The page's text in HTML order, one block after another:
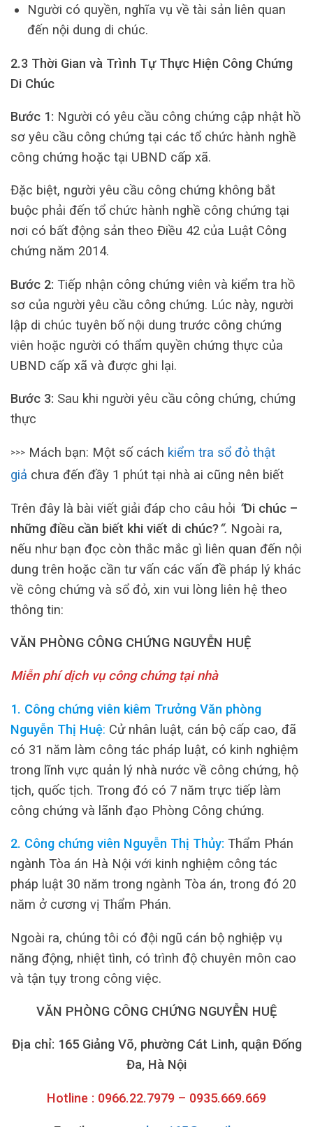
Người có quyền, nghĩa vụ về tài sản liên quan
đến nội dung di chúc.
2.3 Thời Gian và Trình Tự Thực Hiện Công Chứng
Di Chúc
Bước 1: Người có yêu cầu công chứng cập nhật hồ
sơ yêu cầu công chứng tại các tổ chức hành nghề
công chứng hoặc tại UBND cấp xã.
Đặc biệt, người yêu cầu công chứng không bắt
buộc phải đến tổ chức hành nghề công chứng tại
nơi có bất động sản theo Điều 42 của Luật Công
chứng năm 2014.
Bước 2: Tiếp nhận công chứng viên và kiểm tra hồ
sơ của người yêu cầu công chứng. Lúc này, người
lập di chúc tuyên bố nội dung trước công chứng
viên hoặc người có thẩm quyền chứng thực của
UBND cấp xã và được ghi lại.
Bước 3: Sau khi người yêu cầu công chứng, chứng
thực
>>> Mách bạn: Một số cách kiểm tra sổ đỏ thật
giả chưa đến đầy 1 phút tại nhà ai cũng nên biết
Trên đây là bài viết giải đáp cho câu hỏi “Di chúc –
những điều cần biết khi viết di chúc?“. Ngoài ra,
nếu như bạn đọc còn thắc mắc gì liên quan đến nội
dung trên hoặc cần tư vấn các vấn đề pháp lý khác
về công chứng và sổ đỏ, xin vui lòng liên hệ theo
thông tin:
VĂN PHÒNG CÔNG CHỨNG NGUYỄN HUỆ
Miễn phí dịch vụ công chứng tại nhà
1. Công chứng viên kiêm Trưởng Văn phòng
Nguyễn Thị Huệ: Cử nhân luật, cán bộ cấp cao, đã
có 31 năm làm công tác pháp luật, có kinh nghiệm
trong lĩnh vực quản lý nhà nước về công chứng, hộ
tịch, quốc tịch. Trong đó có 7 năm trực tiếp làm
công chứng và lãnh đạo Phòng Công chứng.
2. Công chứng viên Nguyễn Thị Thủy: Thẩm Phán
ngành Tòa án Hà Nội với kinh nghiệm công tác
pháp luật 30 năm trong ngành Tòa án, trong đó 20
năm ở cương vị Thẩm Phán.
Ngoài ra, chúng tôi có đội ngũ cán bộ nghiệp vụ
năng động, nhiệt tình, có trình độ chuyên môn cao
và tận tụy trong công việc.
VĂN PHÒNG CÔNG CHỨNG NGUYỄN HUỆ
Địa chỉ: 165 Giảng Võ, phường Cát Linh, quận Đống
Đa, Hà Nội
Hotline : 0966.22.7979 – 0935.669.669